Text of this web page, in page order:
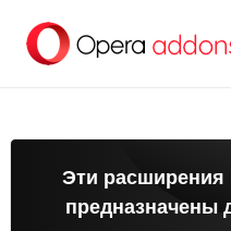
перейти
Эти
предназначены